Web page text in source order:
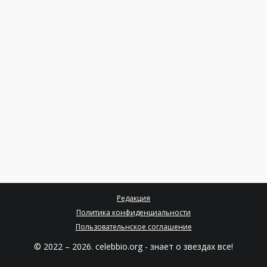
Редакция
Политика конфиденциальности
Пользовательнское соглашение
© 2022 – 2026. celebbio.org - знает о звездах все!